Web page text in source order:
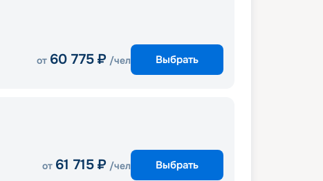
от 60 775 ₽ /чел Выбрать
от 61 715 ₽ /чел Выбрать